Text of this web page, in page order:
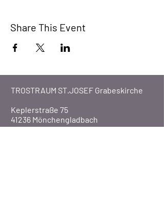
Share This Event
TROSTRAUM ST.JOSEF Grabeskirche
Keplerstraße 75
41236 Mönchengladbach
Tel.: 02166-41172